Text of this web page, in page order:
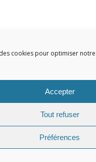
cookies pour optimiser
Accepter
Tout refuser
Préférences